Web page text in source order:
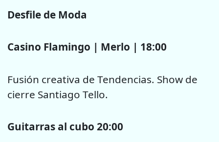
Desfile de Moda
Casino Flamingo | Merlo | 18:00
Fusión creativa de Tendencias. Show de
cierre Santiago Tello.
Guitarras al cubo 20:00